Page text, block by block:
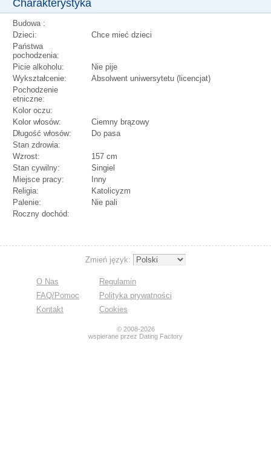
Charakterystyka
Budowa :
Dzieci:
Chce mieć dzieci
Państwa
pochodzenia:
Picie alkoholu:
Nie pije
Wykształcenie:
Absolwent uniwersytetu (licencjat)
Pochodzenie
etniczne:
Kolor oczu:
Kolor włosów:
Ciemny brązowy
Długość włosów:
Do pasa
Stan zdrowia:
Wzrost:
157 cm
Stan cywilny:
Singiel
Miejsce pracy:
Inny
Religia:
Katolicyzm
Palenie:
Nie pali
Roczny dochód:
Zmień język:
O Nas
FAQ/Pomoc
Kontakt
Regulamin
Polityka prywatności
Cookies
© 2008-2026
wspierane przez Dating Factory